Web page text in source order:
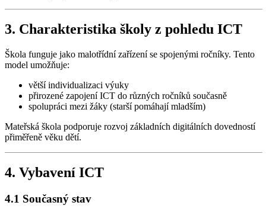
3. Charakteristika školy z pohledu ICT
Škola funguje jako malotřídní zařízení se spojenými ročníky. Tento
model umožňuje:
větší individualizaci výuky
přirozené zapojení ICT do různých ročníků současně
spolupráci mezi žáky (starší pomáhají mladším)
Mateřská škola podporuje rozvoj základních digitálních dovedností
přiměřeně věku dětí.
4. Vybavení ICT
4.1 Současný stav